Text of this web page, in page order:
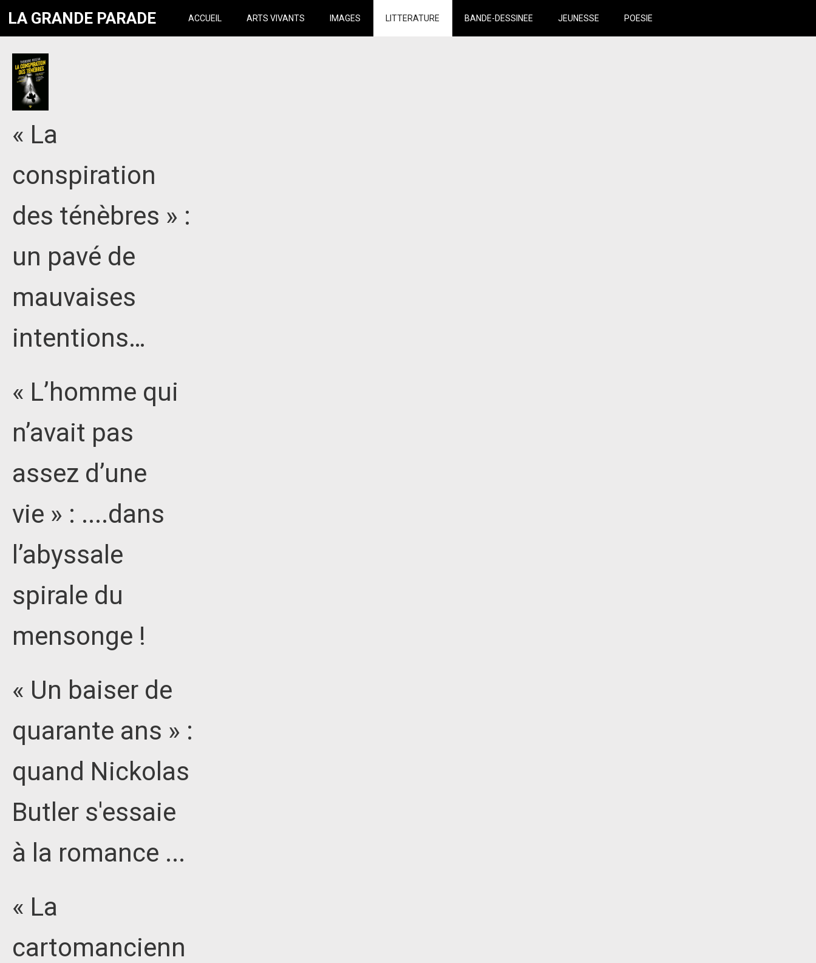
LA GRANDE PARADE ACCUEIL ARTS VIVANTS IMAGES LITTERATURE BANDE-DESSINEE JEUNESSE POESIE
« La
conspiration
des ténèbres » :
un pavé de
mauvaises
intentions…
« L’homme qui
n’avait pas
assez d’une
vie » : ....dans
l’abyssale
spirale du
mensonge !
« Un baiser de
quarante ans » :
quand Nickolas
Butler s'essaie
à la romance ...
« La
cartomancienn